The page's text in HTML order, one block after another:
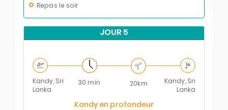
Repas le soir
JOUR 5
30 min 20km
Kandy, Sri
Lanka
Kandy, Sri
Lanka
Kandy en profondeur